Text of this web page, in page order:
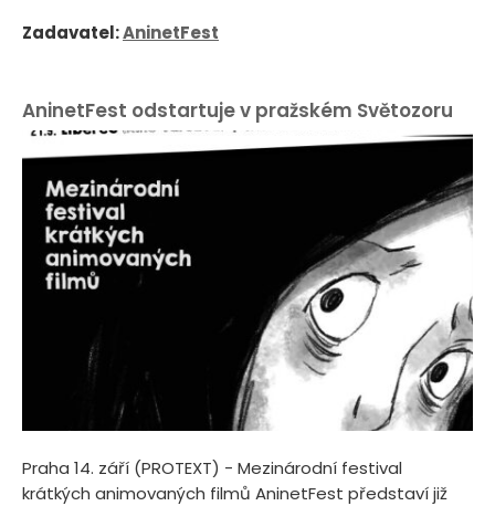
Zadavatel:AninetFest
AninetFest odstartuje v pražském Světozoru
Praha 14. září (PROTEXT) - Mezinárodní festival
krátkých animovaných filmů AninetFest představí již